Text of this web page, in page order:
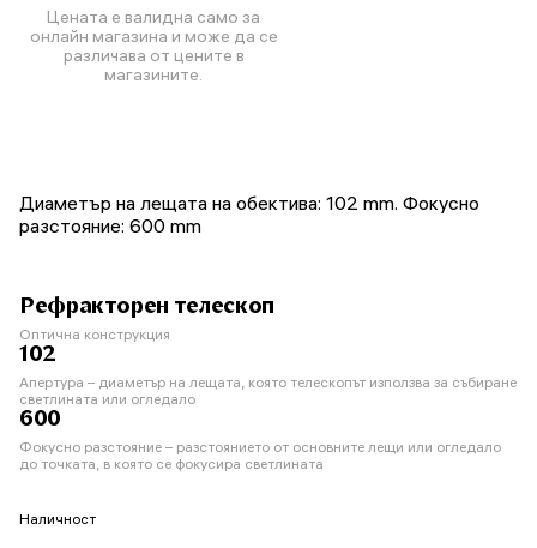
Цената е валидна само за
онлайн магазина и може да се
различава от цените в
магазините.
Диаметър на лещата на обектива: 102 mm. Фокусно
разстояние: 600 mm
Рефракторен телескоп
Оптична конструкция
102
Апертура – диаметър на лещата, която телескопът използва за събиране
светлината или огледало
600
Фокусно разстояние – разстоянието от основните лещи или огледало
до точката, в която се фокусира светлината
Наличност